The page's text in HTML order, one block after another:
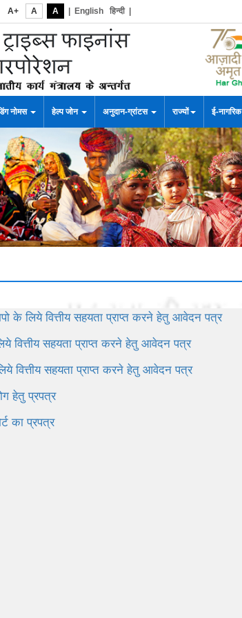
A+ A A English हिन्दी|
नोमस हेल्प जोन अनुदान-ग्रांटस राज्यों ई-नागरिक
के लिये वित्तीय सहयता प्राप्त करने हेतु आवेदन पत्र
वित्तीय सहयता प्राप्त करने हेतु आवेदन पत्र
वित्तीय सहयता प्राप्त करने हेतु आवेदन पत्र
हेतु प्रपत्र
का प्रपत्र